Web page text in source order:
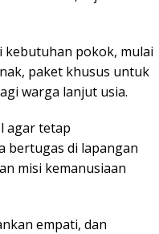
kebutuhan pokok, mulai
paket khusus untuk
warga lanjut usia.
agar tetap
bertugas di lapangan
misi kemanusiaan
empati, dan